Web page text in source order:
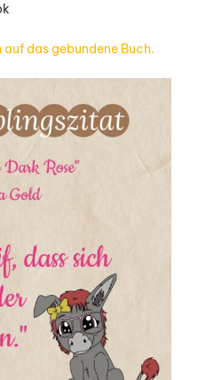
auf das gebundene Buch.